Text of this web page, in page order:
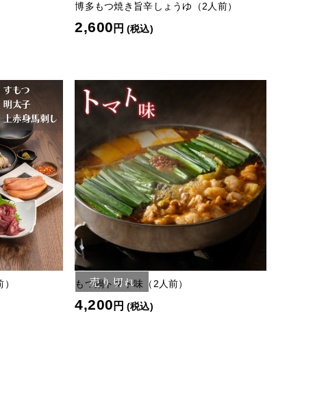
博多もつ焼き旨辛しょうゆ（2人前）
2,600 円 (税込)
売り切れ
もつ鍋トマト味（2人前）
4,200 円 (税込)